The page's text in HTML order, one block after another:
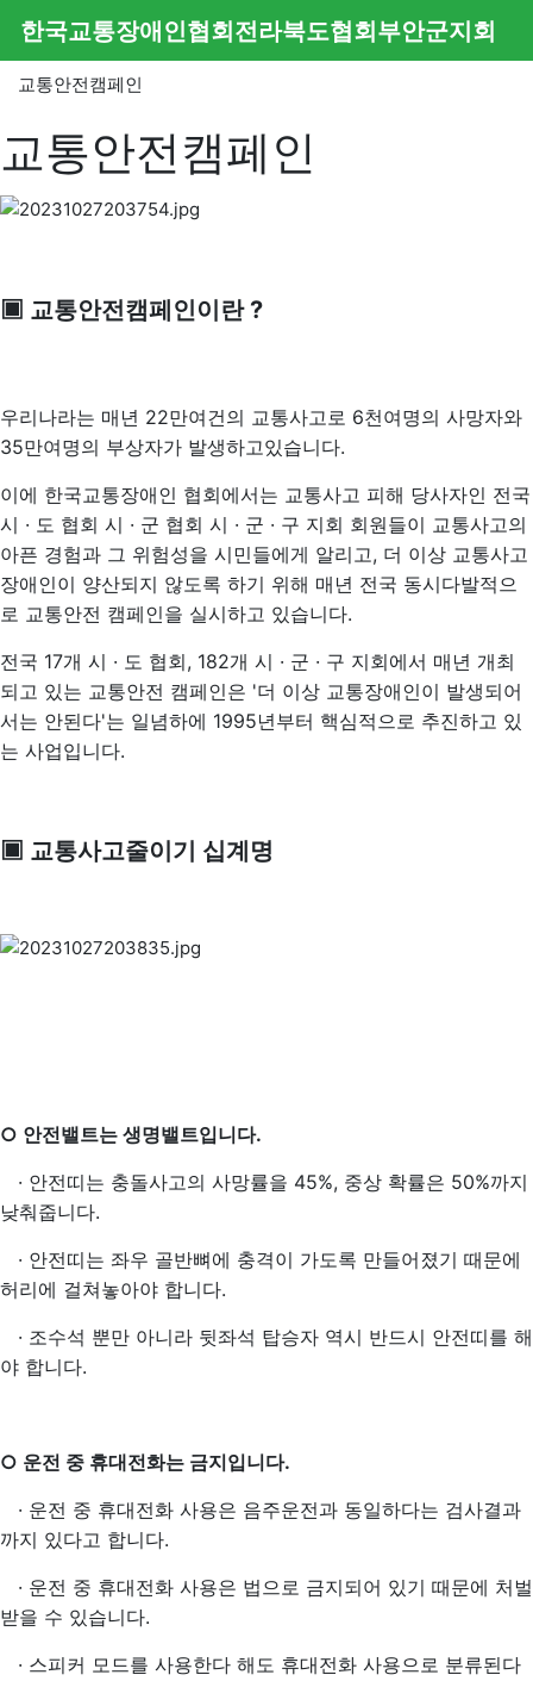
메뉴
한국교통장애인협회전라북도협회부안군지회
교통안전캠페인
교통안전캠페인
▣ 교통안전캠페인이란 ?
우리나라는 매년 22만여건의 교통사고로 6천여명의 사망자와
35만여명의 부상자가 발생하고있습니다.
이에 한국교통장애인 협회에서는 교통사고 피해 당사자인 전국
시 · 도 협회 시 · 군 협회 시 · 군 · 구 지회 회원들이 교통사고의
아픈 경험과 그 위험성을 시민들에게 알리고, 더 이상 교통사고
장애인이 양산되지 않도록 하기 위해 매년 전국 동시다발적으
로 교통안전 캠페인을 실시하고 있습니다.
전국 17개 시 · 도 협회, 182개 시 · 군 · 구 지회에서 매년 개최
되고 있는 교통안전 캠페인은 '더 이상 교통장애인이 발생되어
서는 안된다'는 일념하에 1995년부터 핵심적으로 추진하고 있
는 사업입니다.
▣ 교통사고줄이기 십계명
○ 안전밸트는 생명밸트입니다.
· 안전띠는 충돌사고의 사망률을 45%, 중상 확률은 50%까지
낮춰줍니다.
· 안전띠는 좌우 골반뼈에 충격이 가도록 만들어졌기 때문에
허리에 걸쳐놓아야 합니다.
· 조수석 뿐만 아니라 뒷좌석 탑승자 역시 반드시 안전띠를 해
야 합니다.
○ 운전 중 휴대전화는 금지입니다.
· 운전 중 휴대전화 사용은 음주운전과 동일하다는 검사결과
까지 있다고 합니다.
· 운전 중 휴대전화 사용은 법으로 금지되어 있기 때문에 처벌
받을 수 있습니다.
· 스피커 모드를 사용한다 해도 휴대전화 사용으로 분류된다